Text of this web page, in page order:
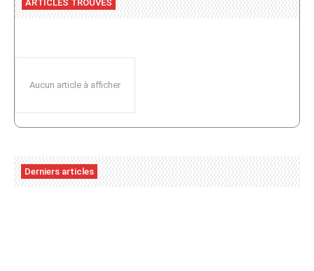
ARTICLES TROUVES
Aucun article à afficher
Derniers articles